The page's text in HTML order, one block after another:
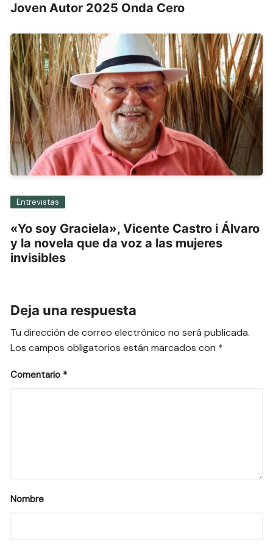
Joven Autor 2025 Onda Cero
Entrevistas
«Yo soy Graciela», Vicente Castro i Álvaro
y la novela que da voz a las mujeres
invisibles
Deja una respuesta
Tu dirección de correo electrónico no será publicada.
Los campos obligatorios están marcados con *
Comentario *
Nombre